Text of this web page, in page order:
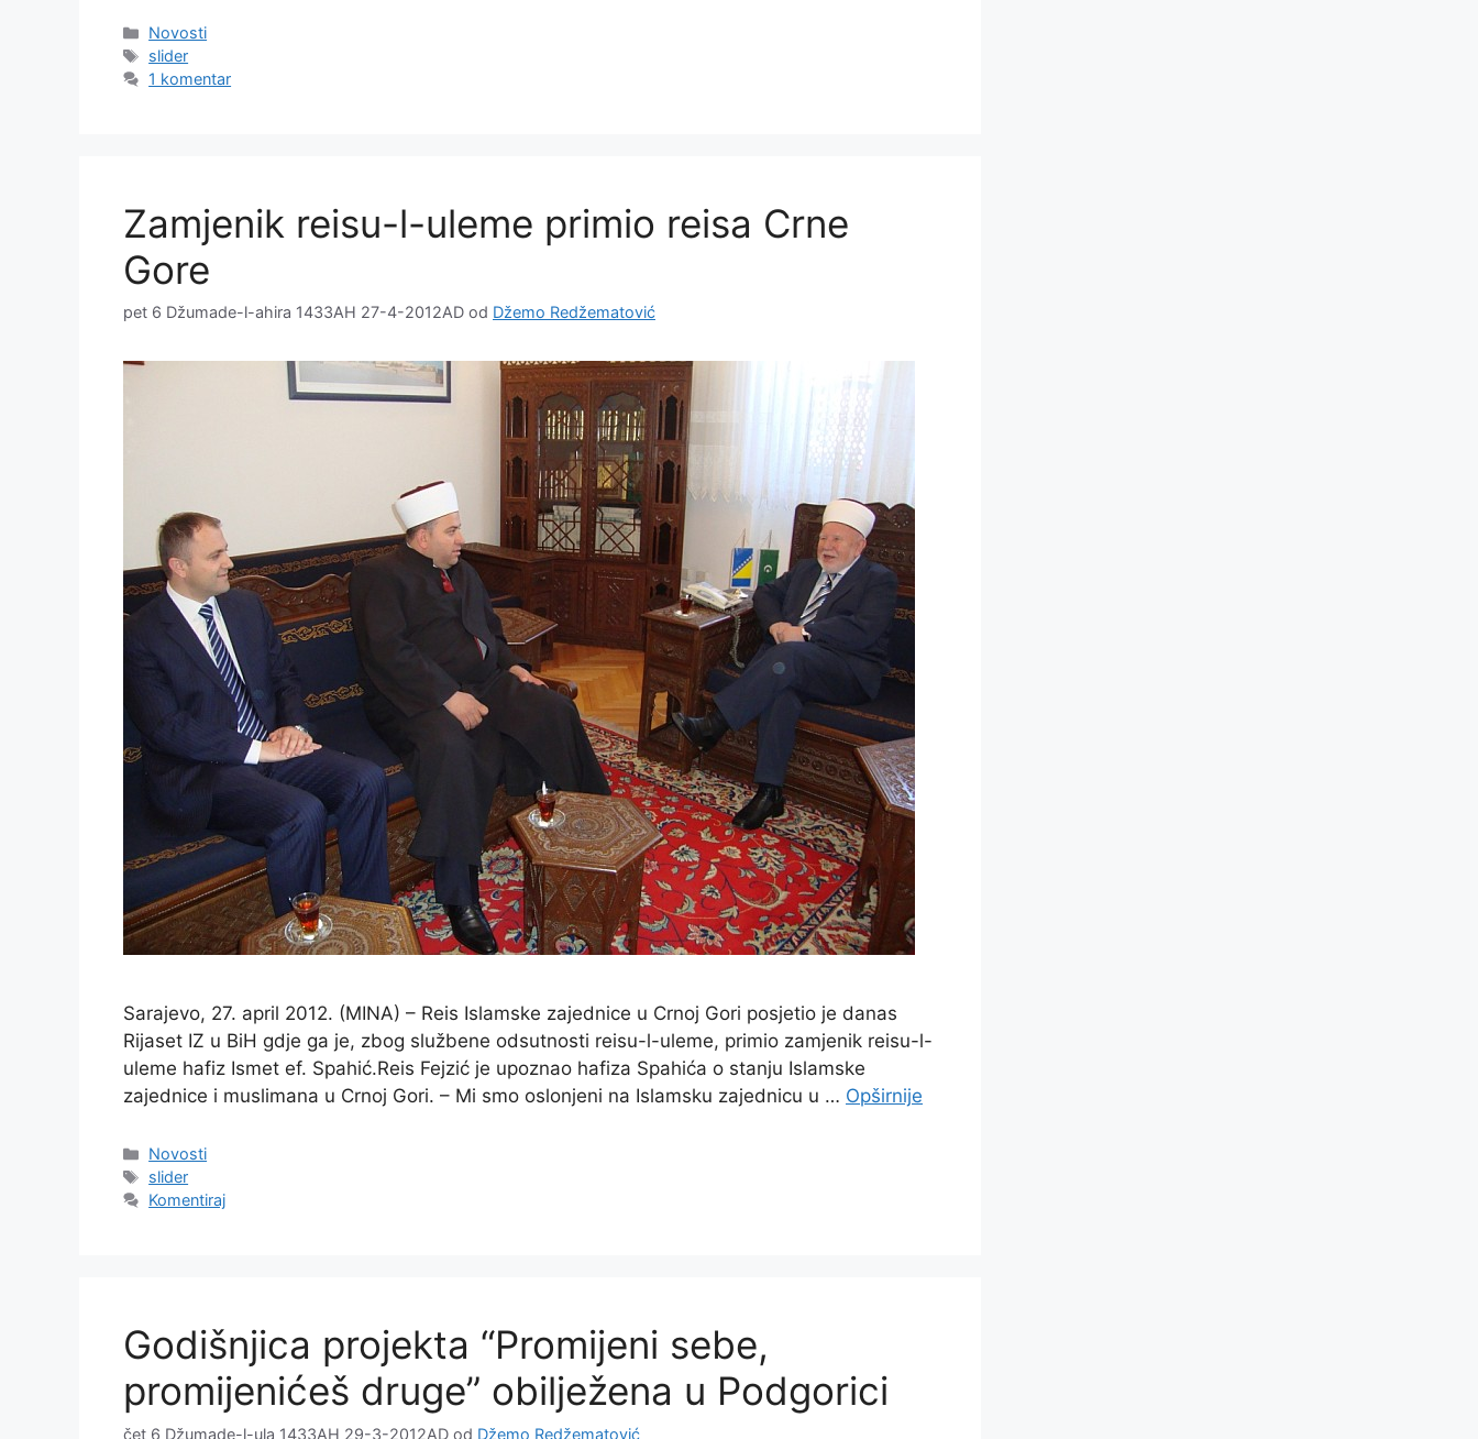
Kategorije
Novosti
Oznake
slider
1 komentar
Zamjenik reisu-l-uleme primio reisa Crne
Gore
pet 6 Džumade-l-ahira 1433AH 27-4-2012AD od Džemo Redžematović
Sarajevo, 27. april 2012. (MINA) – Reis Islamske zajednice u Crnoj Gori posjetio je danas
Rijaset IZ u BiH gdje ga je, zbog službene odsutnosti reisu-l-uleme, primio zamjenik reisu-l-
uleme hafiz Ismet ef. Spahić.Reis Fejzić je upoznao hafiza Spahića o stanju Islamske
zajednice i muslimana u Crnoj Gori. – Mi smo oslonjeni na Islamsku zajednicu u … Opširnije
Kategorije
Novosti
Oznake
slider
Komentiraj
Godišnjica projekta “Promijeni sebe,
promijenićeš druge” obilježena u Podgorici
čet 6 Džumade-l-ula 1433AH 29-3-2012AD od Džemo Redžematović